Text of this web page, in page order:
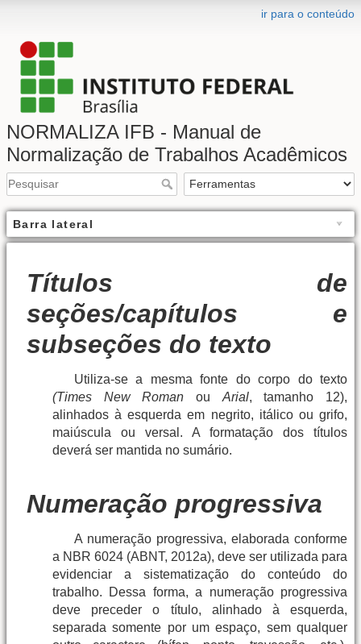
ir para o conteúdo
NORMALIZA IFB - Manual de
Normalização de Trabalhos Acadêmicos
Barra lateral
Títulos de
seções/capítulos e
subseções do texto
Utiliza-se a mesma fonte do corpo do texto
(Times New Roman ou Arial, tamanho 12),
alinhados à esquerda em negrito, itálico ou grifo,
maiúscula ou versal. A formatação dos títulos
deverá ser mantida no sumário.
Numeração progressiva
A numeração progressiva, elaborada conforme
a NBR 6024 (ABNT, 2012a), deve ser utilizada para
evidenciar a sistematização do conteúdo do
trabalho. Dessa forma, a numeração progressiva
deve preceder o título, alinhado à esquerda,
separada somente por um espaço, sem qualquer